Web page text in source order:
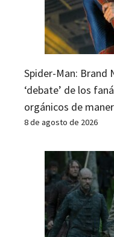
Spider-Man: Brand
‘debate’ de los
orgánicos de
8 de agosto de 2026